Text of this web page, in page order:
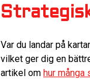
Var du landar på
vilket ger dig en
artikel om hur många